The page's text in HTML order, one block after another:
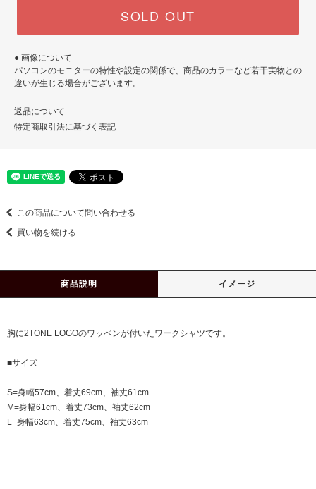
SOLD OUT
● 画像について
パソコンのモニターの特性や設定の関係で、商品のカラーなど若干実物との
違いが生じる場合がございます。
返品について
特定商取引法に基づく表記
この商品について問い合わせる
買い物を続ける
商品説明 イメージ
胸に2TONE LOGOのワッペンが付いたワークシャツです。
■サイズ
S=身幅57cm、着丈69cm、袖丈61cm
M=身幅61cm、着丈73cm、袖丈62cm
L=身幅63cm、着丈75cm、袖丈63cm